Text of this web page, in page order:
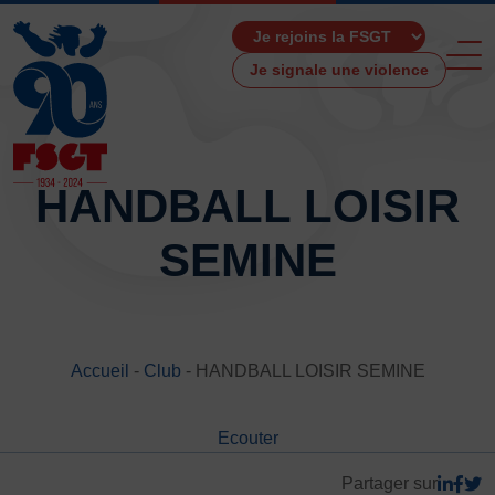
Je signale une violence
Les Boutiques F.S.G.T
HANDBALL LOISIR
SEMINE
Accueil - Club - HANDBALL LOISIR SEMINE
Ecouter
Partager sur